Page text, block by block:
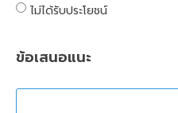
ไม่ได้รับประโยชน์
ข้อเสนอแนะ